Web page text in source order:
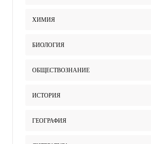
ХИМИЯ
БИОЛОГИЯ
ОБЩЕСТВОЗНАНИЕ
ИСТОРИЯ
ГЕОГРАФИЯ